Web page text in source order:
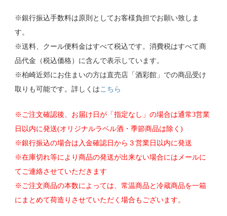
※銀行振込手数料は原則としてお客様負担でお願い致しま
す。
※送料、クール便料金はすべて税込です。消費税はすべて商
品代金（税込価格）に含んで表示しています。
※柏崎近郊にお住まいの方は直売店「酒彩館」での商品受け
取りも可能です。詳しくはこちら
※ご注文確認後、お届け日が「指定なし」の場合は通常3営業
日以内に発送(オリジナルラベル酒・季節商品は除く)
※銀行振込の場合は入金確認日から３営業日以内に発送
※在庫切れ等により商品の発送が出来ない場合にはメールに
てご連絡させていただきます
※ご注文商品の本数によっては、常温商品と冷蔵商品を一箱
にまとめて荷造りさせていただく場合もございます。